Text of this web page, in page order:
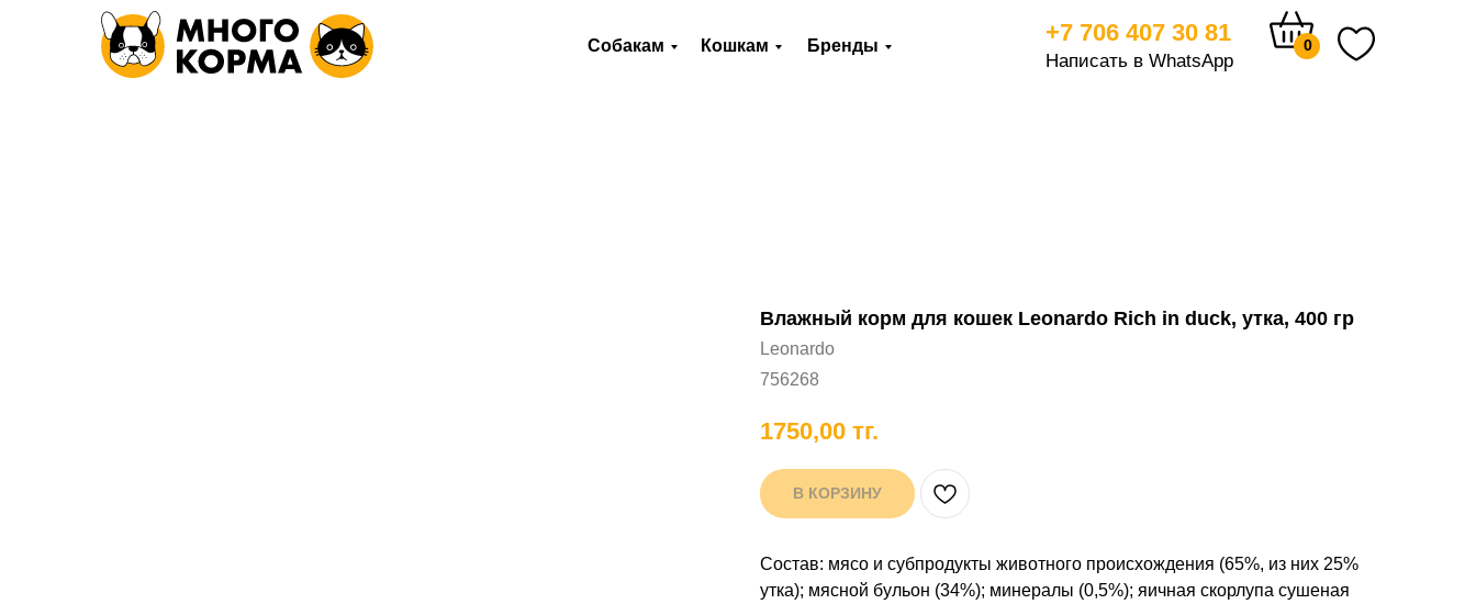
0
Собакам Кошкам Бренды +7 706 407 30 81
Написать в WhatsApp
Влажный корм для кошек Leonardo Rich in duck, утка, 400 гр
Leonardo
756268
1750,00 тг.
В КОРЗИНУ
Состав: мясо и субпродукты животного происхождения (65%, из них 25%
утка); мясной бульон (34%); минералы (0,5%); яичная скорлупа сушеная